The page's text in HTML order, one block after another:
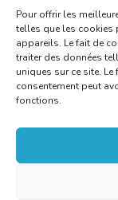
Pour offrir les
telles que les cookies
appareils. Le fait de
traiter des données
uniques sur ce site.
consentement peut
fonctions.